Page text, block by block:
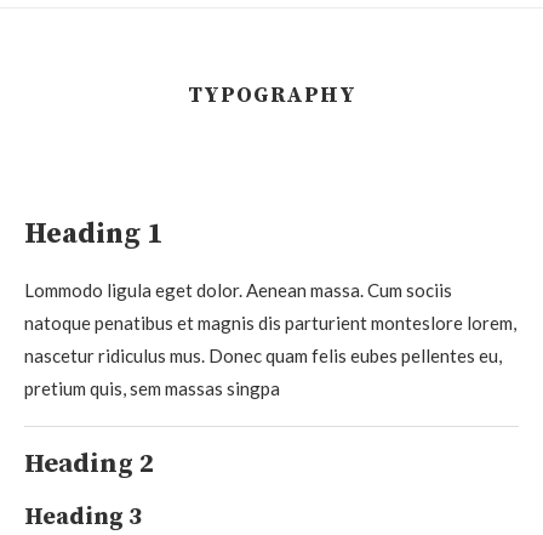
TYPOGRAPHY
Heading 1
Lommodo ligula eget dolor. Aenean massa. Cum sociis
natoque penatibus et magnis dis parturient monteslore lorem,
nascetur ridiculus mus. Donec quam felis eubes pellentes eu,
pretium quis, sem massas singpa
Heading 2
Heading 3